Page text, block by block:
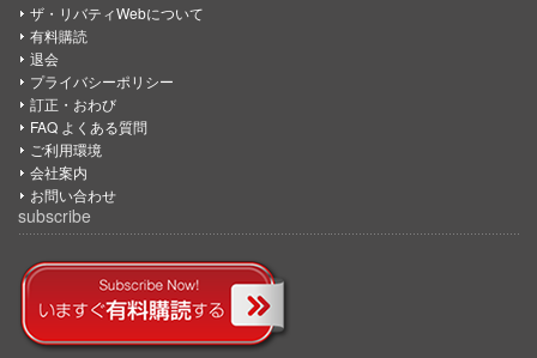
ザ・リバティWebについて
有料購読
退会
プライバシーポリシー
訂正・おわび
FAQ よくある質問
ご利用環境
会社案内
お問い合わせ
subscribe